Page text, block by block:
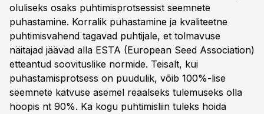
oluliseks osaks puhtimisprotsessist seemnete
puhastamine. Korralik puhastamine ja kvaliteetne
puhtimisvahend tagavad puhtijale, et tolmavuse
näitajad jäävad alla ESTA (European Seed Association)
etteantud soovituslike normide. Teisalt, kui
puhastamisprotsess on puudulik, võib 100%-lise
seemnete katvuse asemel reaalseks tulemuseks olla
hoopis nt 90%. Ka kogu puhtimisliin tuleks hoida